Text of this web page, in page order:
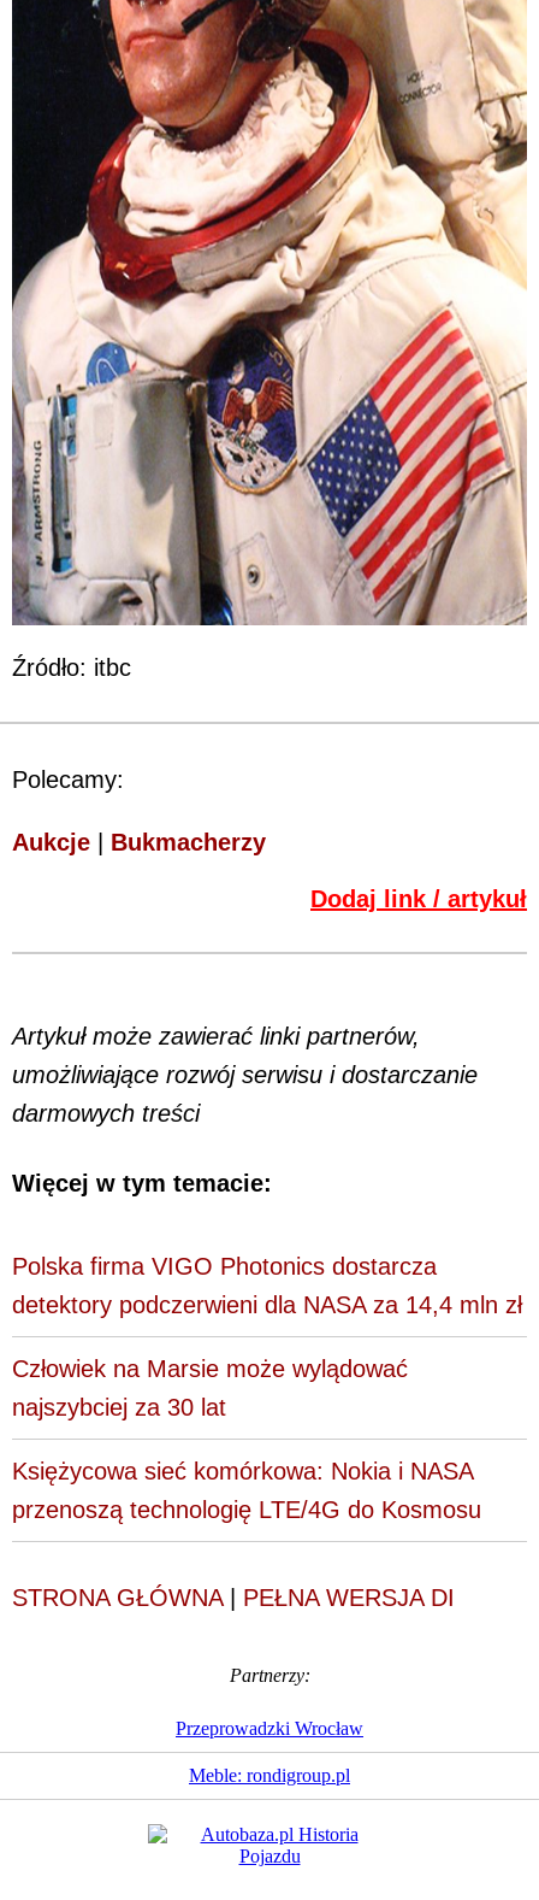
Źródło: itbc
Polecamy:
Aukcje | Bukmacherzy
Dodaj link / artykuł
Artykuł może zawierać linki partnerów,
umożliwiające rozwój serwisu i dostarczanie
darmowych treści
Więcej w tym temacie:
Polska firma VIGO Photonics dostarcza
detektory podczerwieni dla NASA za 14,4 mln zł
Człowiek na Marsie może wylądować
najszybciej za 30 lat
Księżycowa sieć komórkowa: Nokia i NASA
przenoszą technologię LTE/4G do Kosmosu
STRONA GŁÓWNA| PEŁNA WERSJA DI
Partnerzy:
Przeprowadzki Wrocław
Meble: rondigroup.pl